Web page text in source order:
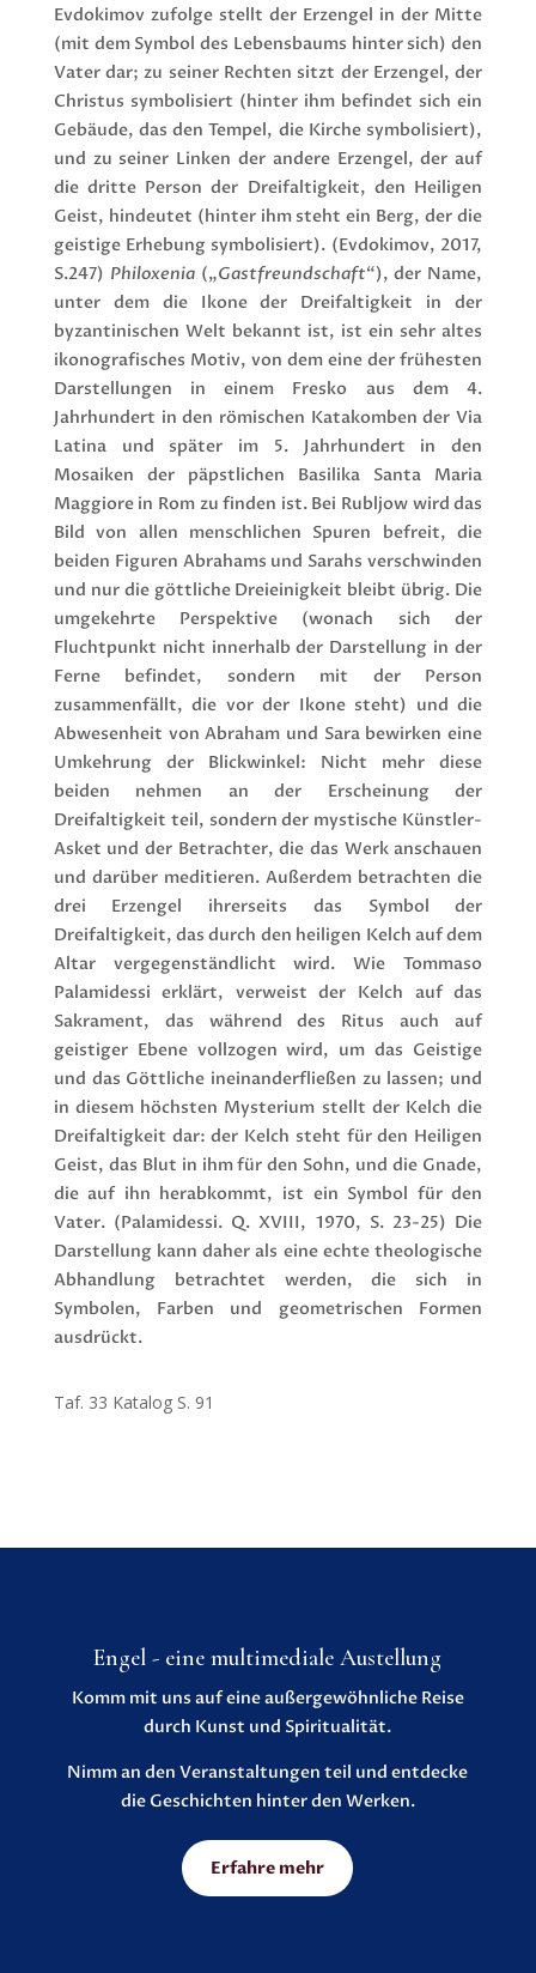
Evdokimov zufolge stellt der Erzengel in der Mitte
(mit dem Symbol des Lebensbaums hinter sich) den
Vater dar; zu seiner Rechten sitzt der Erzengel, der
Christus symbolisiert (hinter ihm befindet sich ein
Gebäude, das den Tempel, die Kirche symbolisiert),
und zu seiner Linken der andere Erzengel, der auf
die dritte Person der Dreifaltigkeit, den Heiligen
Geist, hindeutet (hinter ihm steht ein Berg, der die
geistige Erhebung symbolisiert). (Evdokimov, 2017,
S.247) Philoxenia(„Gastfreundschaft“), der Name,
unter dem die Ikone der Dreifaltigkeit in der
byzantinischen Welt bekannt ist, ist ein sehr altes
ikonografisches Motiv, von dem eine der frühesten
Darstellungen in einem Fresko aus dem 4.
Jahrhundert in den römischen Katakomben der Via
Latina und später im 5. Jahrhundert in den
Mosaiken der päpstlichen Basilika Santa Maria
Maggiore in Rom zu finden ist. Bei Rubljow wird das
Bild von allen menschlichen Spuren befreit, die
beiden Figuren Abrahams und Sarahs verschwinden
und nur die göttliche Dreieinigkeit bleibt übrig. Die
umgekehrte Perspektive (wonach sich der
Fluchtpunkt nicht innerhalb der Darstellung in der
Ferne befindet, sondern mit der Person
zusammenfällt, die vor der Ikone steht) und die
Abwesenheit von Abraham und Sara bewirken eine
Umkehrung der Blickwinkel: Nicht mehr diese
beiden nehmen an der Erscheinung der
Dreifaltigkeit teil, sondern der mystische Künstler-
Asket und der Betrachter, die das Werk anschauen
und darüber meditieren. Außerdem betrachten die
drei Erzengel ihrerseits das Symbol der
Dreifaltigkeit, das durch den heiligen Kelch auf dem
Altar vergegenständlicht wird. Wie Tommaso
Palamidessi erklärt, verweist der Kelch auf das
Sakrament, das während des Ritus auch auf
geistiger Ebene vollzogen wird, um das Geistige
und das Göttliche ineinanderfließen zu lassen; und
in diesem höchsten Mysterium stellt der Kelch die
Dreifaltigkeit dar: der Kelch steht für den Heiligen
Geist, das Blut in ihm für den Sohn, und die Gnade,
die auf ihn herabkommt, ist ein Symbol für den
Vater. (Palamidessi. Q. XVIII, 1970, S. 23-25) Die
Darstellung kann daher als eine echte theologische
Abhandlung betrachtet werden, die sich in
Symbolen, Farben und geometrischen Formen
ausdrückt.
Taf. 33 Katalog S. 91
Engel - eine multimediale Austellung
Komm mit uns auf eine außergewöhnliche Reise
durch Kunst und Spiritualität.
Nimm an den Veranstaltungen teil und entdecke
die Geschichten hinter den Werken.
Erfahre mehr